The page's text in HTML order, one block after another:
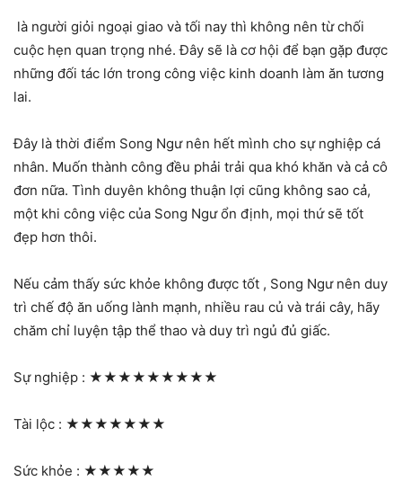
là người giỏi ngoại giao và tối nay thì không nên từ chối
cuộc hẹn quan trọng nhé. Đây sẽ là cơ hội để bạn gặp được
những đối tác lớn trong công việc kinh doanh làm ăn tương
lai.
Đây là thời điểm Song Ngư nên hết mình cho sự nghiệp cá
nhân. Muốn thành công đều phải trải qua khó khăn và cả cô
đơn nữa. Tình duyên không thuận lợi cũng không sao cả,
một khi công việc của Song Ngư ổn định, mọi thứ sẽ tốt
đẹp hơn thôi.
Nếu cảm thấy sức khỏe không được tốt , Song Ngư nên duy
trì chế độ ăn uống lành mạnh, nhiều rau củ và trái cây, hãy
chăm chỉ luyện tập thể thao và duy trì ngủ đủ giấc.
Sự nghiệp : ★★★★★★★★★
Tài lộc : ★★★★★★★
Sức khỏe : ★★★★★